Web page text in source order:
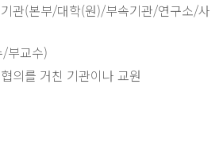
관(본부/대학(원)/부속기관/연구소/사
부교수)
의를 거친 기관이나 교원